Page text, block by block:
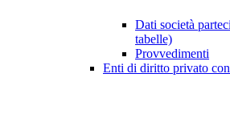
Dati società
tabelle)
Provvedimenti
Enti di diritto privato